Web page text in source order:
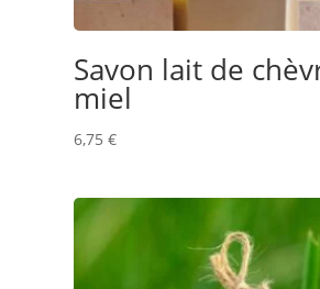
Savon lait de
miel
6,75€